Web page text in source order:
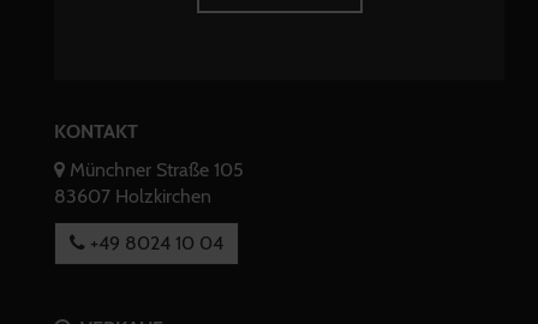
KONTAKT
Münchner Straße 105
83607 Holzkirchen
+49 8024 10 04